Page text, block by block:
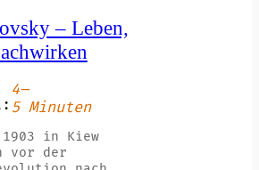
– Leben,
4–
5 Minuten
in Kiew
vor der